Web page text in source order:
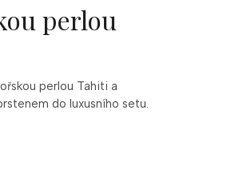
perlou
perlou Tahiti a
do luxusního setu.